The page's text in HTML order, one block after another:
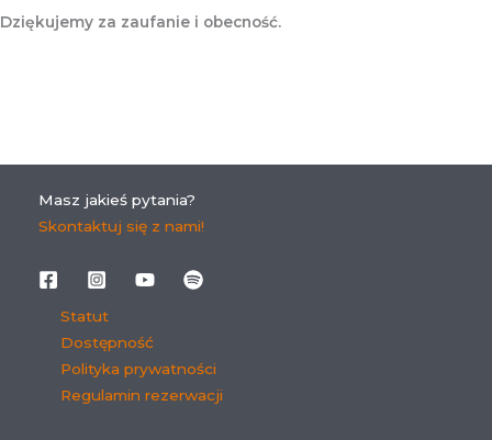
Dziękujemy za zaufanie i obecność.
Masz jakieś pytania?
Skontaktuj się z nami!
Statut
Dostępność
Polityka prywatności
Regulamin rezerwacji